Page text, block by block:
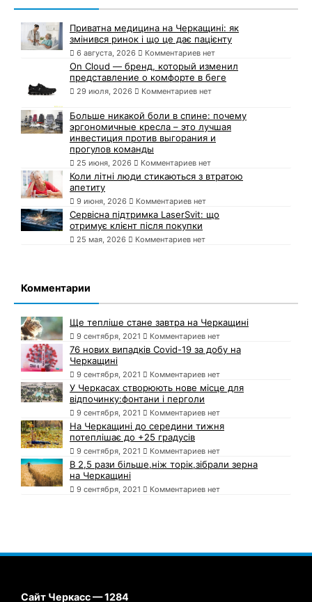
Приватна медицина на Черкащині: як
змінився ринок і що це дає пацієнту
6 августа, 2026 Комментариев нет
On Cloud — бренд, который изменил
представление о комфорте в беге
29 июля, 2026 Комментариев нет
Больше никакой боли в спине: почему
эргономичные кресла – это лучшая
инвестиция против выгорания и
прогулов команды
25 июня, 2026 Комментариев нет
Коли літні люди стикаються з втратою
апетиту
9 июня, 2026 Комментариев нет
Сервісна підтримка LaserSvit: що
отримує клієнт після покупки
25 мая, 2026 Комментариев нет
Комментарии
Ще тепліше стане завтра на Черкащині
9 сентября, 2021 Комментариев нет
76 нових випадків Covid-19 за добу на
Черкащині
9 сентября, 2021 Комментариев нет
У Черкасах створюють нове місце для
відпочинку:фонтани і перголи
9 сентября, 2021 Комментариев нет
На Черкащині до середини тижня
потеплішає до +25 градусів
9 сентября, 2021 Комментариев нет
В 2,5 рази більше,ніж торік,зібрали зерна
на Черкащині
9 сентября, 2021 Комментариев нет
Сайт Черкасс — 1284